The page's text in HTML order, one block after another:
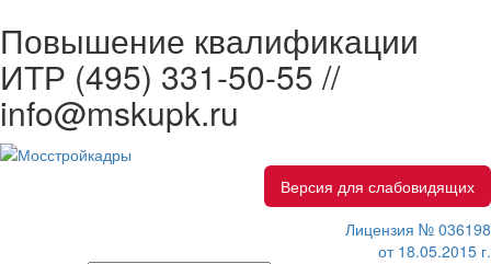
Повышение квалификации
ИТР (495) 331-50-55 //
info@mskupk.ru
Версия для слабовидящих
Лицензия № 036198
от 18.05.2015 г.